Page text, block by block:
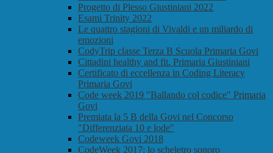
Progetto di Plesso Giustiniani 2022
Esami Trinity 2022
Le quattro stagioni di Vivaldi e un miliardo di
emozioni
CodyTrip classe Terza B Scuola Primaria Govi
Cittadini healthy and fit. Primaria Giustiniani
Certificato di eccellenza in Coding Literacy
Primaria Govi
Code week 2019 "Ballando col codice" Primaria
Govi
Premiata la 5 B della Govi nel Concorso
"Differenziata 10 e lode"
Codeweek Govi 2018
CodeWeek 2017: lo scheletro sonoro